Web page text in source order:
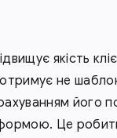
якість
не
його
Це